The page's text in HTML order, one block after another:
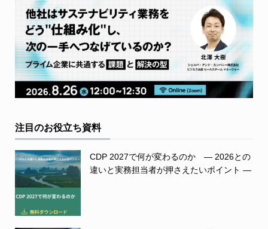
注目のお役立ち資料
CDP 2027で何が変わるのか ― 2026との
違いと実務担当者が押さえたいポイント ―